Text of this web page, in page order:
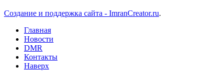
Создание и поддержка сайта - ImranCreator.ru.
Главная
Новости
DMR
Контакты
Наверх